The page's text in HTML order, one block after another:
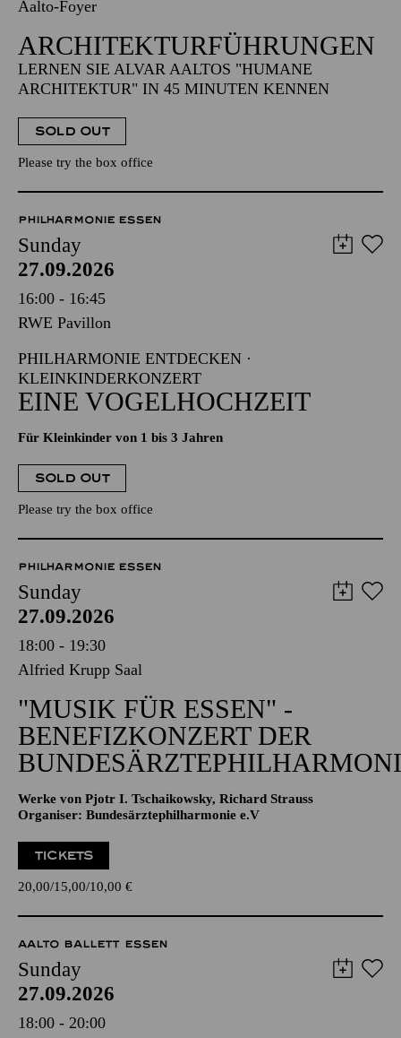
Aalto-Foyer
ARCHITEKTUR­FÜHRUNGEN
LERNEN SIE ALVAR AALTOS "HUMANE
ARCHITEKTUR" IN 45 MINUTEN KENNEN
SOLD OUT
Please try the box office
PHILHARMONIE ESSEN
Sunday
27.09.2026
16:00 - 16:45
RWE Pavillon
PHILHARMONIE ENTDECKEN ·
KLEINKINDERKONZERT
EINE VOGELHOCHZEIT
Für Kleinkinder von 1 bis 3 Jahren
SOLD OUT
Please try the box office
PHILHARMONIE ESSEN
Sunday
27.09.2026
18:00 - 19:30
Alfried Krupp Saal
"MUSIK FÜR ESSEN" -
BENEFIZKONZERT DER
Werke von Pjotr I. Tschaikowsky, Richard Strauss
Organiser: Bundesärztephilharmonie e.V
TICKETS
20,00 15,00 10,00 €
AALTO BALLETT ESSEN
Sunday
27.09.2026
18:00 - 20:00